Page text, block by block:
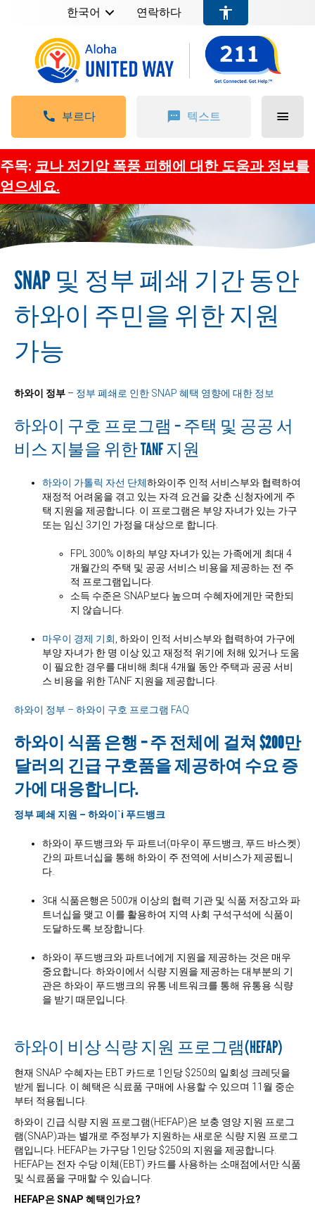
한국어 연락하다
부르다 텍스트
주목: 코나 저기압 폭풍 피해에 대한 도움과 정보를
얻으세요.
SNAP 및 정부 폐쇄 기간 동안
하와이 주민을 위한 지원
가능
하와이 정부 – 정부 폐쇄로 인한 SNAP 혜택 영향에 대한 정보
하와이 구호 프로그램 – 주택 및 공공 서
비스 지불을 위한 TANF 지원
하와이 가톨릭 자선 단체하와이주 인적 서비스부와 협력하여
재정적 어려움을 겪고 있는 자격 요건을 갖춘 신청자에게 주
택 지원을 제공합니다. 이 프로그램은 부양 자녀가 있는 가구
또는 임신 3기인 가정을 대상으로 합니다.
FPL 300% 이하의 부양 자녀가 있는 가족에게 최대 4
개월간의 주택 및 공공 서비스 비용을 제공하는 전 주
적 프로그램입니다.
소득 수준은 SNAP보다 높으며 수혜자에게만 국한되
지 않습니다.
마우이 경제 기회 , 하와이 인적 서비스부와 협력하여 가구에
부양 자녀가 한 명 이상 있고 재정적 위기에 처해 있거나 도움
이 필요한 경우를 대비해 최대 4개월 동안 주택과 공공 서비
스 비용을 위한 TANF 지원을 제공합니다.
하와이 정부 – 하와이 구호 프로그램 FAQ
하와이 식품 은행 – 주 전체에 걸쳐 $200만
달러의 긴급 구호품을 제공하여 수요 증
가에 대응합니다.
정부 폐쇄 지원 – 하와이 `i 푸드뱅크
하와이 푸드뱅크와 두 파트너(마우이 푸드뱅크, 푸드 바스켓)
간의 파트너십을 통해 하와이 주 전역에 서비스가 제공됩니
다.
3대 식품은행은 500개 이상의 협력 기관 및 식품 저장고와 파
트너십을 맺고 이를 활용하여 지역 사회 구석구석에 식품이
도달하도록 보장합니다.
하와이 푸드뱅크와 파트너에게 지원을 제공하는 것은 매우
중요합니다. 하와이에서 식량 지원을 제공하는 대부분의 기
관은 하와이 푸드뱅크의 유통 네트워크를 통해 유통용 식량
을 받기 때문입니다.
하와이 비상 식량 지원 프로그램(HEFAP)
현재 SNAP 수혜자는 EBT 카드로 1인당 $250의 일회성 크레딧을
받게 됩니다. 이 혜택은 식료품 구매에 사용할 수 있으며 11월 중순
부터 적용됩니다.
하와이 긴급 식량 지원 프로그램(HEFAP)은 보충 영양 지원 프로그
램(SNAP)과는 별개로 주정부가 지원하는 새로운 식량 지원 프로그
램입니다. HEFAP는 가구당 1인당 $250의 지원을 제공합니다.
HEFAP는 전자 수당 이체(EBT) 카드를 사용하는 소매점에서만 식품
및 식료품을 구매할 수 있습니다.
HEFAP은 SNAP 혜택인가요?